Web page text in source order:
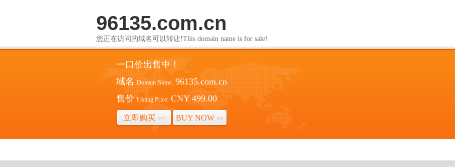
96135.com.cn
您正在访问的域名可以转让!This domain name is for sale!
一口价出售中！
域名 Domain Name: 96135.com.cn
售价 Listing Price: CNY 499.00
立即购买 >> BUY NOW >>